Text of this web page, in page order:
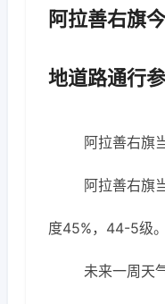
阿拉善右旗
地道路通行
阿拉善右旗
阿拉善右旗
度45%，44-5级。
未来一周天